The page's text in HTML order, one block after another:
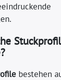
bestehen